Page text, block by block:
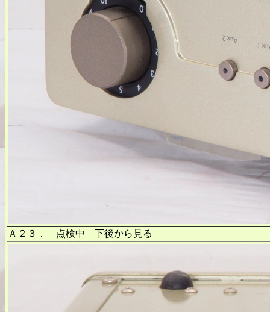
Ａ２３． 点検中 下後から見る